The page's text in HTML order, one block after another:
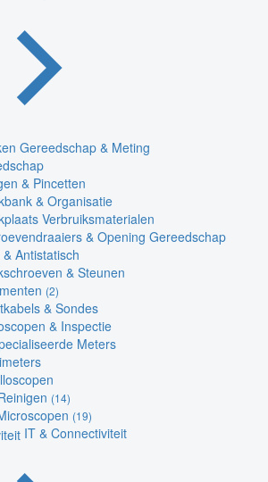
Gereedschap & Meting
& Pincetten
& Organisatie
Verbruiksmaterialen
& Opening Gereedschap
& Antistatisch
& Steunen
(2)
& Sondes
& Inspectie
Meters
(14)
(19)
IT & Connectiviteit